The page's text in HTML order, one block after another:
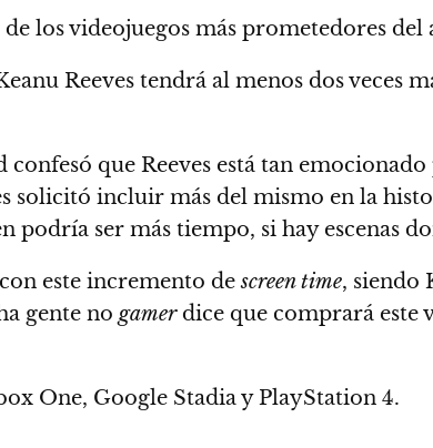
los videojuegos más prometedores del
Reeves tendrá al menos dos veces
que Reeves está tan
solicitó incluir más del mismo en la
ser más tiempo, si hay escenas
este incremento descreen time, siendo
gente no gamerdice que comprará este
One, Google Stadia y PlayStation 4.